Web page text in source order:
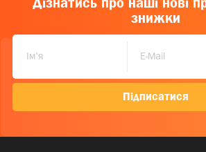
Дізнатись про наші нові
знижки
Підписатися